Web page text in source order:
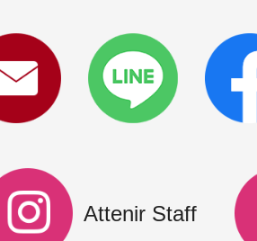
Attenir Staff